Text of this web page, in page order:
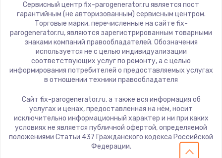
Сервисный центр fix-parogenerator.ru является пост
гарантийным (не авторизованным) сервисным центром.
Торговые марки, перечисленные на сайте fix-
parogenerator.ru, являются зарегистрированным товарными
знаками компаний правообладателей. Обозначения
используется не с целью индивидуализации
соответствующих услуг по ремонту, а с целью
информирования потребителей о предоставляемых услугах
в отношении техники правообладателя
Сайт fix-parogenerator.ru, а также вся информация об
услугах и ценах, предоставленная на нём, носит
исключительно информационный характер и ни при каких
условиях не является публичной офертой, определяемой
положениями Статьи 437 Гражданского кодекса Российской
Федерации.